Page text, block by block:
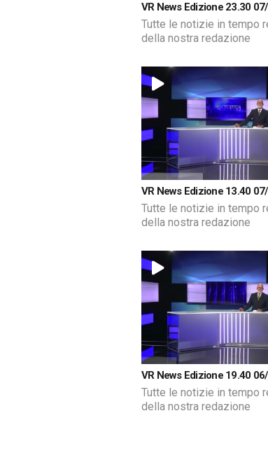
VR News Edizione 23.30
Tutte le notizie in tempo
della nostra redazione
VR News Edizione 13.40
Tutte le notizie in tempo
della nostra redazione
VR News Edizione 19.40
Tutte le notizie in tempo
della nostra redazione